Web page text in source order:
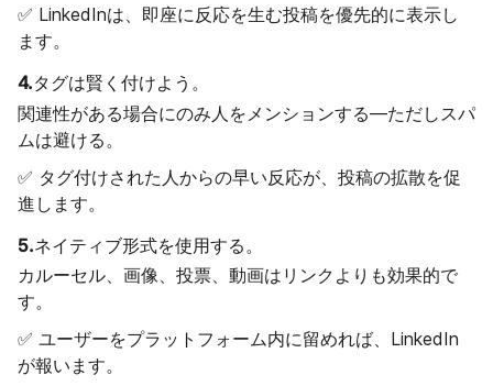
✅ LinkedInは、即座に反応を生む投稿を優先的に表示し
ます。
4.タグは賢く付けよう。
関連性がある場合にのみ人をメンションする—ただしスパ
ムは避ける。
✅ タグ付けされた人からの早い反応が、投稿の拡散を促
進します。
5.ネイティブ形式を使用する。
カルーセル、画像、投票、動画はリンクよりも効果的で
す。
✅ ユーザーをプラットフォーム内に留めれば、LinkedIn
が報います。